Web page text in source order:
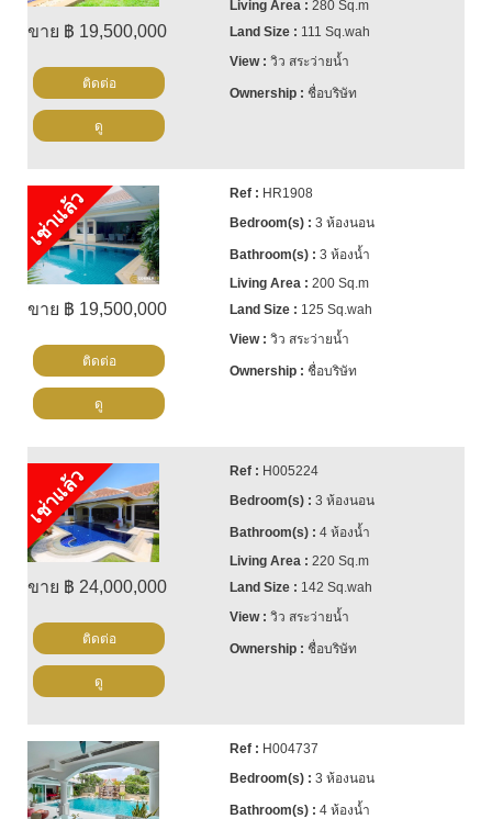
ขาย ฿ 19,500,000
280 Sq.m
111 Sq.wah
วิว สระว่ายน้ำ
ชื่อบริษัท
ติดต่อ
ดู
เช่าแล้ว
ขาย ฿ 19,500,000
HR1908
3 ห้องนอน
3 ห้องน้ำ
200 Sq.m
125 Sq.wah
วิว สระว่ายน้ำ
ชื่อบริษัท
ติดต่อ
ดู
เช่าแล้ว
ขาย ฿ 24,000,000
H005224
3 ห้องนอน
4 ห้องน้ำ
220 Sq.m
142 Sq.wah
วิว สระว่ายน้ำ
ชื่อบริษัท
ติดต่อ
ดู
H004737
3 ห้องนอน
4 ห้องน้ำ